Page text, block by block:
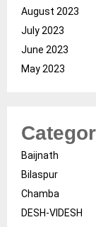
August 2023
July 2023
June 2023
May 2023
Baijnath
Bilaspur
Chamba
DESH-VIDESH